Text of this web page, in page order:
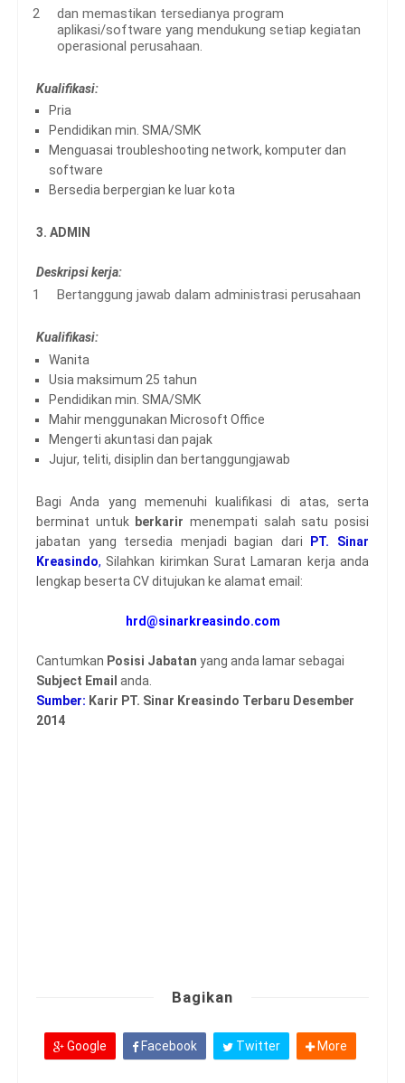
dan memastikan tersedianya program
aplikasi/software yang mendukung setiap kegiatan
operasional perusahaan.
Kualifikasi:
Pria
Pendidikan min. SMA/SMK
Menguasai troubleshooting network, komputer dan
software
Bersedia berpergian ke luar kota
3. ADMIN
Deskripsi kerja:
Bertanggung jawab dalam administrasi perusahaan
Kualifikasi:
Wanita
Usia maksimum 25 tahun
Pendidikan min. SMA/SMK
Mahir menggunakan Microsoft Office
Mengerti akuntasi dan pajak
Jujur, teliti, disiplin dan bertanggungjawab
Bagi Anda yang memenuhi kualifikasi di atas, serta
berminat untuk berkarir menempati salah satu posisi
jabatan yang tersedia menjadi bagian dari
PT. Sinar
Kreasindo, Silahkan kirimkan Surat Lamaran kerja anda
lengkap beserta CV ditujukan ke alamat email:
hrd@sinarkreasindo.com
Cantumkan Posisi Jabatan yang anda lamar sebagai
Subject Email anda.
Sumber: Karir PT. Sinar Kreasindo Terbaru Desember
2014
Bagikan
Google Facebook Twitter More